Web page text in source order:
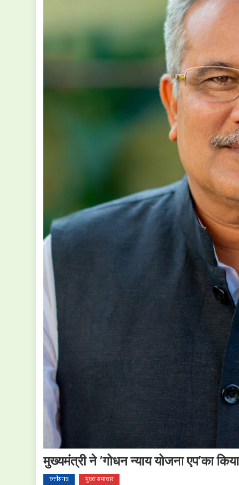
मुख्यमंत्री ने ’गोधन न्याय योजना एप’का
छत्तीसगढ़ मुख्य समाचार